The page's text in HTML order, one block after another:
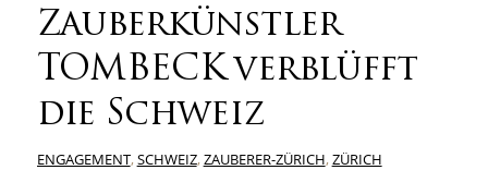
Zauberkünstler
TOMBECK verblüfft
die Schweiz
ENGAGEMENT,SCHWEIZ,ZAUBERER-ZÜRICH,ZÜRICH